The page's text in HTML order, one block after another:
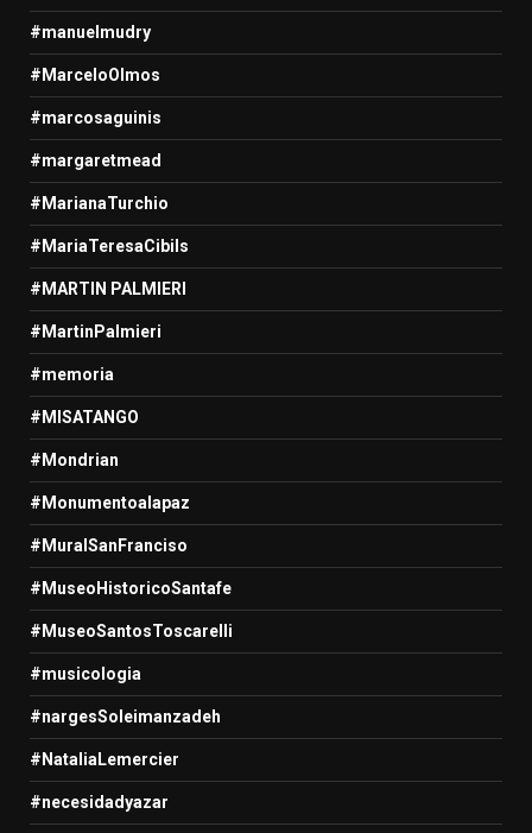
#manuelmudry
#MarceloOlmos
#marcosaguinis
#margaretmead
#MarianaTurchio
#MariaTeresaCibils
#MARTIN PALMIERI
#MartinPalmieri
#memoria
#MISATANGO
#Mondrian
#Monumentoalapaz
#MuralSanFranciso
#MuseoHistoricoSantafe
#MuseoSantosToscarelli
#musicologia
#nargesSoleimanzadeh
#NataliaLemercier
#necesidadyazar